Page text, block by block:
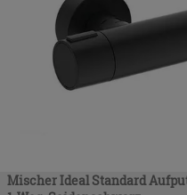
Mischer Ideal Standard